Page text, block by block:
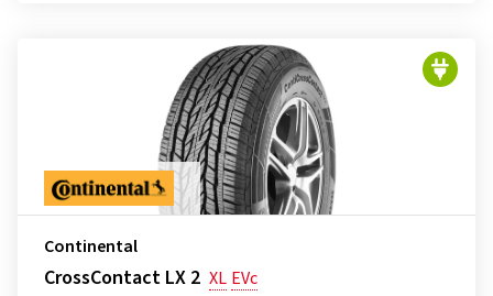
Continental
CrossContact LX 2 XL EVc